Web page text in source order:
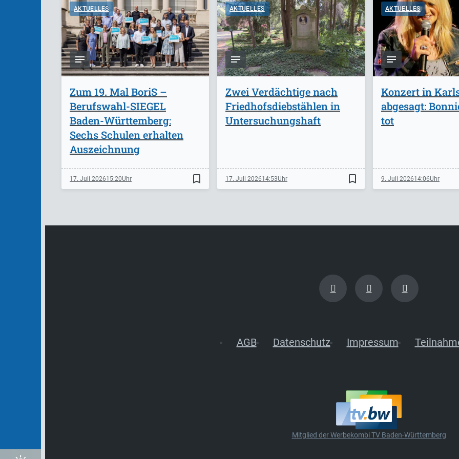
AKTUELLES
Zum 19. Mal BoriS –
Berufswahl-SIEGEL
Baden-Württemberg:
Sechs Schulen erhalten
Auszeichnung
17. Juli 202615:20 bookmark_border
AKTUELLES
Zwei Verdächtige nach
Friedhofsdiebstählen in
Untersuchungshaft
17. Juli 202614:53 bookmark_border
AKTUELLES
Konzert in
abgesagt:
tot
9. Juli 202614:06
AGB Datenschutz Impressum
Mitglied der Werbekombi TV Baden-Württemberg